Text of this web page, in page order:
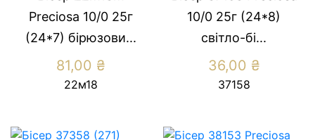
Preсiosa 10/0 25г
(24*7) бiрюзови...
81,00 ₴
22м18
10/0 25г (24*8)
свiтло-бi...
36,00 ₴
37158